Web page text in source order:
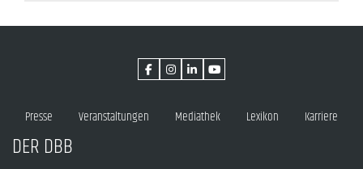
Presse Veranstaltungen Mediathek Lexikon Karriere
DER DBB